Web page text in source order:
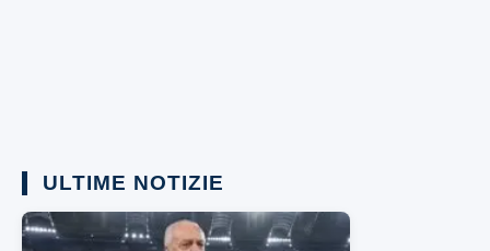
ULTIME NOTIZIE